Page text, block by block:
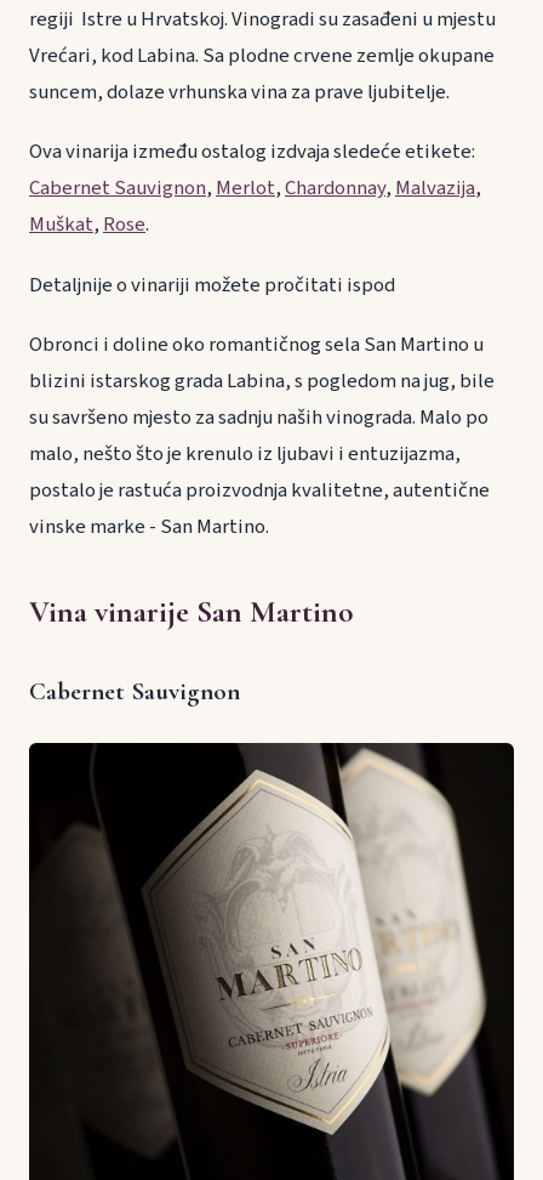
regiji Istre u Hrvatskoj. Vinogradi su zasađeni u mjestu
Vrećari, kod Labina. Sa plodne crvene zemlje okupane
suncem, dolaze vrhunska vina za prave ljubitelje.
Ova vinarija između ostalog izdvaja sledeće etikete:
Cabernet Sauvignon,Merlot,Chardonnay,Malvazija,
Muškat,Rose.
Detaljnije o vinariji možete pročitati ispod
Obronci i doline oko romantičnog sela San Martino u
blizini istarskog grada Labina, s pogledom na jug, bile
su savršeno mjesto za sadnju naših vinograda. Malo po
malo, nešto što je krenulo iz ljubavi i entuzijazma,
postalo je rastuća proizvodnja kvalitetne, autentične
vinske marke - San Martino.
Vina vinarije San Martino
Cabernet Sauvignon